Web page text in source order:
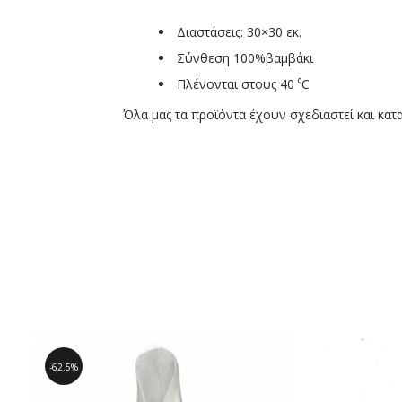
Διαστάσεις: 30×30 εκ.
Σύνθεση 100%βαμβάκι
Πλένονται στους 40 ⁰C
Όλα μας τα προϊόντα έχουν σχεδιαστεί και
62.5%